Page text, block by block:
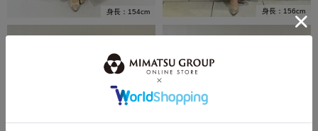
身長：154cm 身長：156cm